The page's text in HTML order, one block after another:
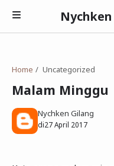
Nychken
Pendidikan
Home Uncategorized
Malam Minggu
Nychken Gilang
di27 April 2017